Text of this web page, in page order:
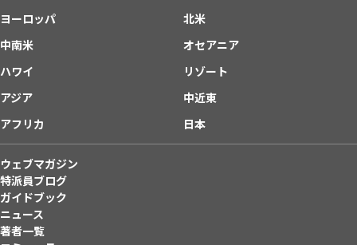
ヨーロッパ
北米
中南米
オセアニア
ハワイ
リゾート
アジア
中近東
アフリカ
日本
ウェブマガジン
特派員ブログ
ガイドブック
ニュース
著者一覧